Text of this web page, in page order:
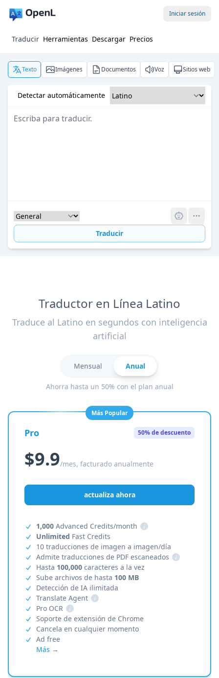
Iniciar sesión
Traducir Herramientas Descargar Precios
Texto Imágenes Documentos Voz Sitios web
Detectar automáticamente
Traducir
Traductor en Línea Latino
Traduce al Latino en segundos con inteligencia
artificial
Mensual Anual
Ahorra hasta un 50% con el plan anual
Más Popular
Pro 50% de descuento
$9.9/mes, facturado anualmente
actualiza ahora
1,000 Advanced Credits/month
i
Unlimited Fast Credits
10 traducciones de imagen a imagen/día
Admite traducciones de PDF escaneados
i
Hasta 100,000 caracteres a la vez
Sube archivos de hasta 100 MB
Detección de IA ilimitada
Translate Agent
i
Pro OCR
i
Soporte de extensión de Chrome
Cancela en cualquier momento
Ad free
Más →